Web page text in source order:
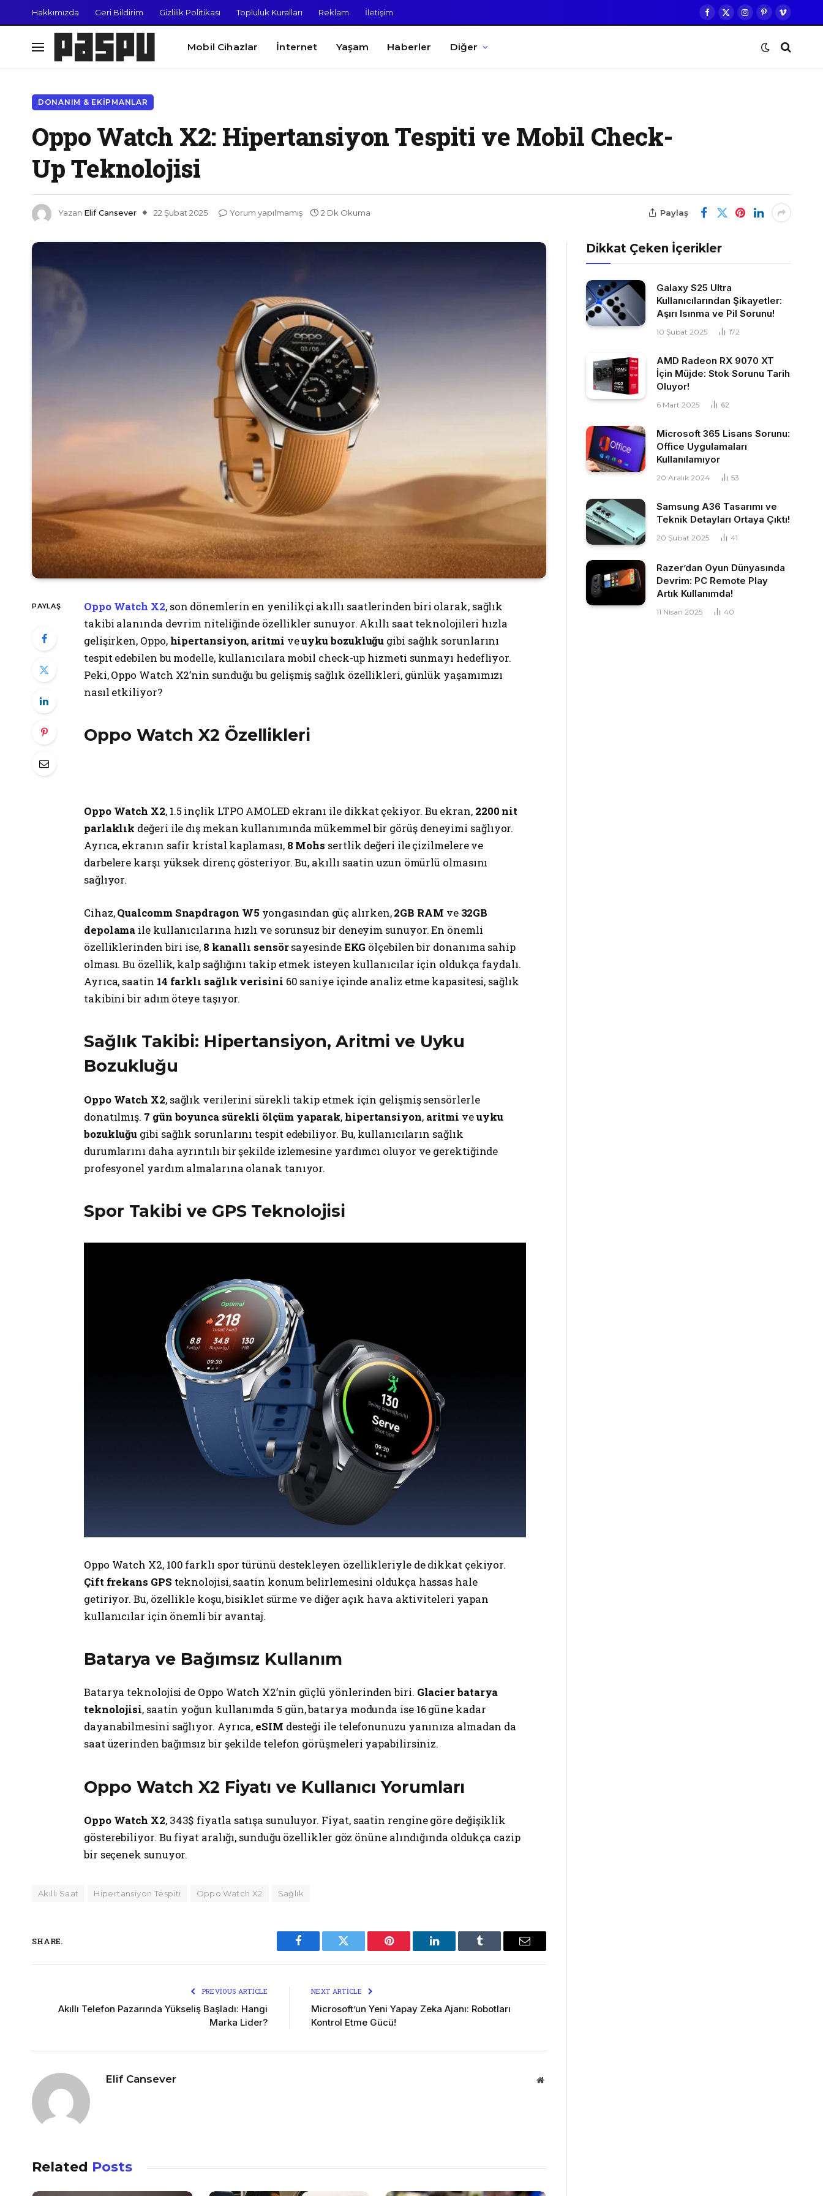
Hakkımızda Geri Bildirim Gizlilik Politikası Topluluk Kuralları Reklam İletişim Facebook
X
Instagram
Pinterest
Vimeo
Mobil Cihazlar İnternet Yaşam Haberler Diğer
DONANIM & EKIPMANLAR
Oppo Watch X2: Hipertansiyon Tespiti ve Mobil Check-
Up Teknolojisi
Yazan Elif Cansever 22 Şubat 2025 Yorum yapılmamış 2 Dk Okuma Paylaş
PAYLAŞ Oppo Watch X2, son dönemlerin en yenilikçi akıllı saatlerinden biri olarak, sağlık
takibi alanında devrim niteliğinde özellikler sunuyor. Akıllı saat teknolojileri hızla
gelişirken, Oppo, hipertansiyon, aritmi veuyku bozukluğu gibi sağlık sorunlarını
tespit edebilen bu modelle, kullanıcılara mobil check-up hizmeti sunmayı hedefliyor.
Peki, Oppo Watch X2’nin sunduğu bu gelişmiş sağlık özellikleri, günlük yaşamımızı
nasıl etkiliyor?
Oppo Watch X2 Özellikleri
Oppo Watch X2, 1.5 inçlik LTPO AMOLED ekranı ile dikkat çekiyor. Bu ekran, 2200 nit
parlaklık değeri ile dış mekan kullanımında mükemmel bir görüş deneyimi sağlıyor.
Ayrıca, ekranın safir kristal kaplaması, 8 Mohs sertlik değeri ile çizilmelere ve
darbelere karşı yüksek direnç gösteriyor. Bu, akıllı saatin uzun ömürlü olmasını
sağlıyor.
Cihaz,Qualcomm Snapdragon W5 yongasından güç alırken,2GB RAM ve 32GB
depolama ile kullanıcılarına hızlı ve sorunsuz bir deneyim sunuyor. En önemli
özelliklerinden biri ise, 8 kanallı sensörsayesinde EKG ölçebilen bir donanıma sahip
olması. Bu özellik, kalp sağlığını takip etmek isteyen kullanıcılar için oldukça faydalı.
Ayrıca, saatin 14 farklı sağlık verisini 60 saniye içinde analiz etme kapasitesi, sağlık
takibini bir adım öteye taşıyor.
Sağlık Takibi: Hipertansiyon, Aritmi ve Uyku
Bozukluğu
Oppo Watch X2, sağlık verilerini sürekli takip etmek için gelişmiş sensörlerle
donatılmış. 7 gün boyunca sürekli ölçüm yaparak, hipertansiyon, aritmi veuyku
bozukluğu gibi sağlık sorunlarını tespit edebiliyor. Bu, kullanıcıların sağlık
durumlarını daha ayrıntılı bir şekilde izlemesine yardımcı oluyor ve gerektiğinde
profesyonel yardım almalarına olanak tanıyor.
Spor Takibi ve GPS Teknolojisi
Oppo Watch X2, 100 farklı spor türünü destekleyen özellikleriyle de dikkat çekiyor.
Çift frekans GPS teknolojisi, saatin konum belirlemesini oldukça hassas hale
getiriyor. Bu, özellikle koşu, bisiklet sürme ve diğer açık hava aktiviteleri yapan
kullanıcılar için önemli bir avantaj.
Batarya ve Bağımsız Kullanım
Batarya teknolojisi de Oppo Watch X2’nin güçlü yönlerinden biri. Glacier batarya
teknolojisi, saatin yoğun kullanımda 5 gün, batarya modunda ise 16 güne kadar
dayanabilmesini sağlıyor. Ayrıca, eSIM desteği ile telefonunuzu yanınıza almadan da
saat üzerinden bağımsız bir şekilde telefon görüşmeleri yapabilirsiniz.
Oppo Watch X2 Fiyatı ve Kullanıcı Yorumları
Oppo Watch X2, 343$ fiyatla satışa sunuluyor. Fiyat, saatin rengine göre değişiklik
gösterebiliyor. Bu fiyat aralığı, sunduğu özellikler göz önüne alındığında oldukça cazip
bir seçenek sunuyor.
Akıllı Saat Hipertansiyon Tespiti Oppo Watch X2 Sağlık
SHARE.
Facebook Twitter Pinterest LinkedIn Tumblr Email
PREVIOUS ARTICLE
Akıllı Telefon Pazarında Yükseliş Başladı: Hangi
Marka Lider?
NEXT ARTICLE
Microsoft’un Yeni Yapay Zeka Ajanı: Robotları
Kontrol Etme Gücü!
Elif Cansever Website
Related Posts
Dikkat Çeken İçerikler
Galaxy S25 Ultra
Kullanıcılarından Şikayetler:
Aşırı Isınma ve Pil Sorunu!
10 Şubat 2025 172
AMD Radeon RX 9070 XT
İçin Müjde: Stok Sorunu Tarih
Oluyor!
6 Mart 2025 62
Microsoft 365 Lisans Sorunu:
Office Uygulamaları
Kullanılamıyor
20 Aralık 2024 53
Samsung A36 Tasarımı ve
Teknik Detayları Ortaya Çıktı!
20 Şubat 2025 41
Razer’dan Oyun Dünyasında
Devrim: PC Remote Play
Artık Kullanımda!
11 Nisan 2025 40